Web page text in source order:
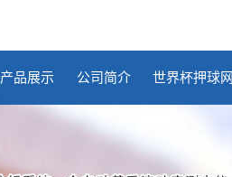
产品展示 公司简介 世界杯押球